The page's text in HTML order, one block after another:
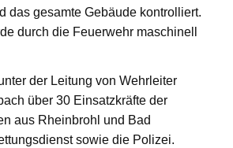
das gesamte Gebäude kontrolliert.
durch die Feuerwehr maschinell
der Leitung von Wehrleiter
über 30 Einsatzkräfte der
aus Rheinbrohl und Bad
sowie die Polizei.